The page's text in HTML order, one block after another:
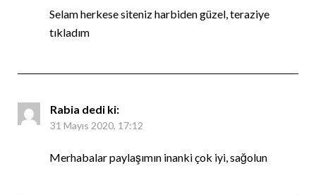
Selam herkese siteniz harbiden güzel, teraziye
tıkladım
Rabia dedi ki:
31 Mayıs 2020, 17:12
Merhabalar paylaşımın inanki çok iyi, sağolun